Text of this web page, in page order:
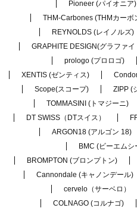
Pioneer (パイオニア)
THM-Carbones (THMカーボ
REYNOLDS (レイノルズ)
GRAPHITE DESIGN(グラファ
prologo (プロロゴ)
XENTIS (ゼンティス)
Scope(スコープ)
ZIPP (
TOMMASINI (トマジーニ)
DT SWISS（DTスイス）
ARGON18 (アルゴン 18)
BMC (ビーエムシ
BROMPTON (ブロンプトン)
Cannondale (キャノンデール)
cervelo（サーベロ）
COLNAGO (コルナゴ)